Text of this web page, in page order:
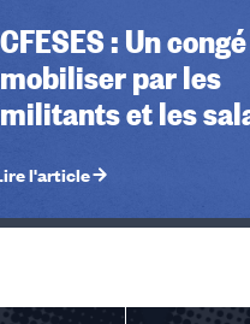
CFESES : Un
mobiliser par les
militants et les
Lire l'article